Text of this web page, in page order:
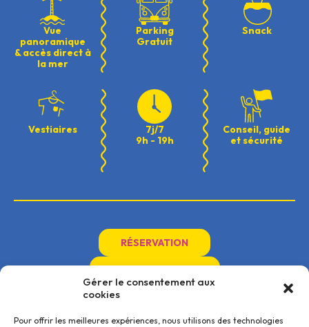
Gérer le consentement aux
cookies
Pour offrir les meilleures expériences, nous utilisons des technologies
Vue
panoramique
& accès direct à
la mer
Parking
Gratuit
Snack
Vestiaires
7j/7
9h - 19h
Conseil, guide
et sécurité
RÉSERVATION